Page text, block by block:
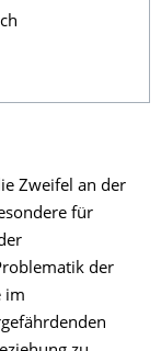
Zweifel an der
für
der
im